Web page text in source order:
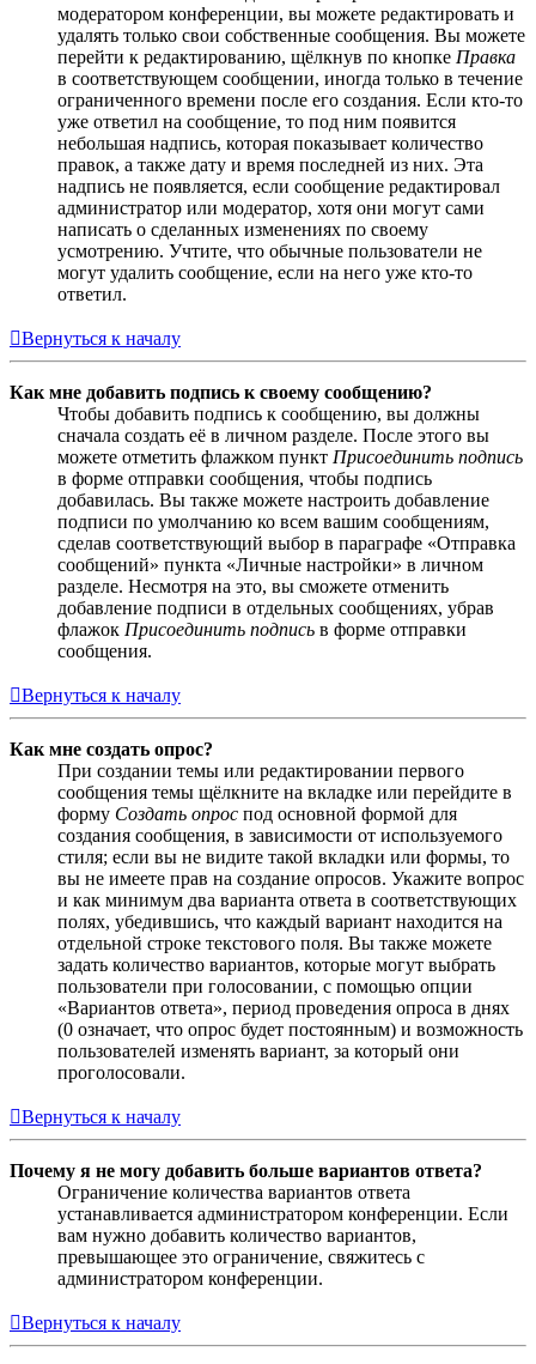
модератором конференции, вы можете редактировать и
удалять только свои собственные сообщения. Вы можете
перейти к редактированию, щёлкнув по кнопке Правка
в соответствующем сообщении, иногда только в течение
ограниченного времени после его создания. Если кто-то
уже ответил на сообщение, то под ним появится
небольшая надпись, которая показывает количество
правок, а также дату и время последней из них. Эта
надпись не появляется, если сообщение редактировал
администратор или модератор, хотя они могут сами
написать о сделанных изменениях по своему
усмотрению. Учтите, что обычные пользователи не
могут удалить сообщение, если на него уже кто-то
ответил.
Вернуться к началу
Как мне добавить подпись к своему сообщению?
Чтобы добавить подпись к сообщению, вы должны
сначала создать её в личном разделе. После этого вы
можете отметить флажком пункт Присоединить подпись
в форме отправки сообщения, чтобы подпись
добавилась. Вы также можете настроить добавление
подписи по умолчанию ко всем вашим сообщениям,
сделав соответствующий выбор в параграфе «Отправка
сообщений» пункта «Личные настройки» в личном
разделе. Несмотря на это, вы сможете отменить
добавление подписи в отдельных сообщениях, убрав
флажок Присоединить подпись в форме отправки
сообщения.
Вернуться к началу
Как мне создать опрос?
При создании темы или редактировании первого
сообщения темы щёлкните на вкладке или перейдите в
форму Создать опрос под основной формой для
создания сообщения, в зависимости от используемого
стиля; если вы не видите такой вкладки или формы, то
вы не имеете прав на создание опросов. Укажите вопрос
и как минимум два варианта ответа в соответствующих
полях, убедившись, что каждый вариант находится на
отдельной строке текстового поля. Вы также можете
задать количество вариантов, которые могут выбрать
пользователи при голосовании, с помощью опции
«Вариантов ответа», период проведения опроса в днях
(0 означает, что опрос будет постоянным) и возможность
пользователей изменять вариант, за который они
проголосовали.
Вернуться к началу
Почему я не могу добавить больше вариантов ответа?
Ограничение количества вариантов ответа
устанавливается администратором конференции. Если
вам нужно добавить количество вариантов,
превышающее это ограничение, свяжитесь с
администратором конференции.
Вернуться к началу